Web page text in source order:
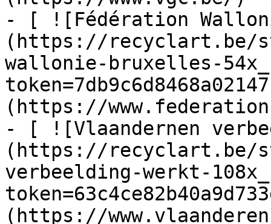
- [ ![Fédération
(https://recyclart.be/
wallonie-bruxelles-
(https://
- [ ![Vlaandernen
(https://recyclart.be/
verbeelding-werkt-
(https://